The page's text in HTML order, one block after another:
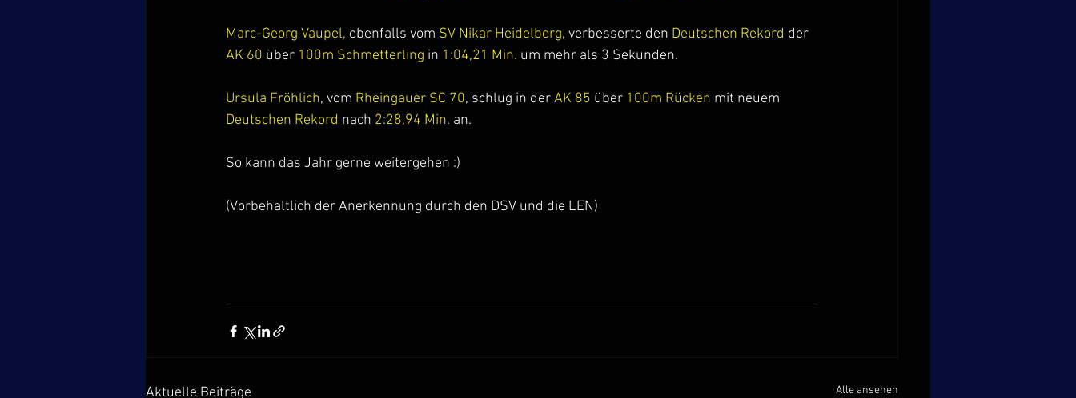
Marc-Georg Vaupel, ebenfalls vom SV Nikar Heidelberg, verbesserte den Deutschen Rekord der
AK 60 über 100m Schmetterling in 1:04,21 Min. um mehr als 3 Sekunden.
Ursula Fröhlich, vom Rheingauer SC 70, schlug in der AK 85 über 100m Rücken mit neuem
Deutschen Rekord nach 2:28,94 Min. an.
So kann das Jahr gerne weitergehen :)
(Vorbehaltlich der Anerkennung durch den DSV und die LEN)
Aktuelle Beiträge Alle ansehen